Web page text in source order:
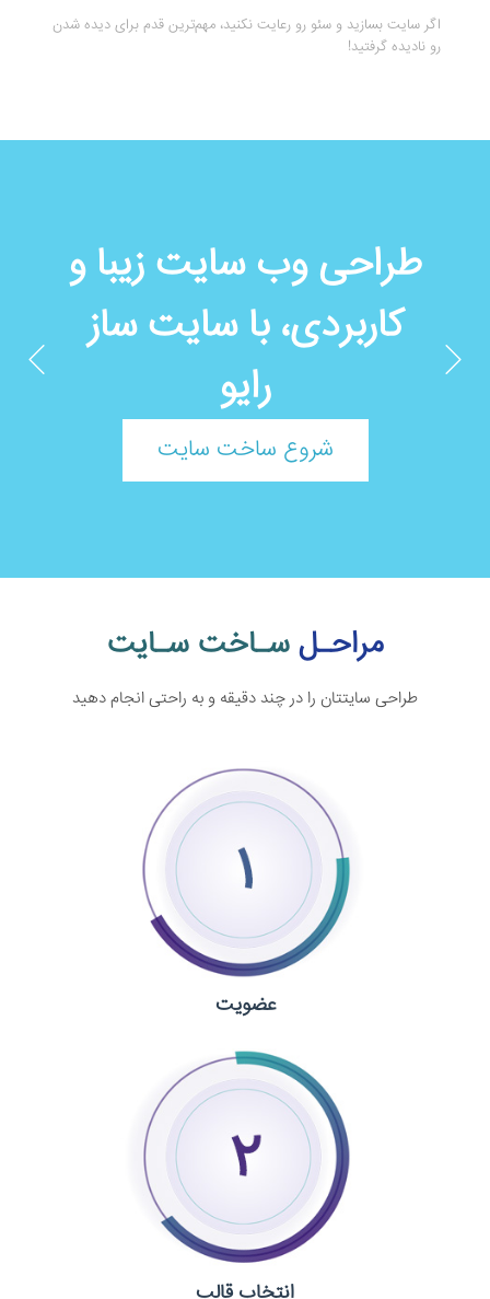
اگر سایت بسازید و سئو رو رعایت نکنید، مهم‌ترین قدم برای دیده شدن
رو نادیده گرفتید!
طراحی وب سایت زیبا و
کاربردی، با سایت ساز
رایو
شروع ساخت سایت
مراحـلسـاخت سـایت
طراحی سایتتان را در چند دقیقه و به راحتی انجام دهید
عضویت